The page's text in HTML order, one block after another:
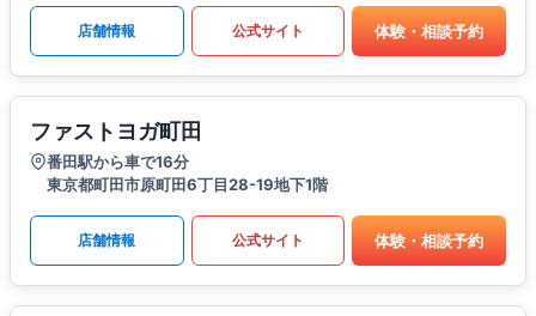
店舗情報 公式サイト 体験・相談予約
ファストヨガ町田
番田駅から車で16分
東京都町田市原町田6丁目28-19地下1階
店舗情報 公式サイト 体験・相談予約